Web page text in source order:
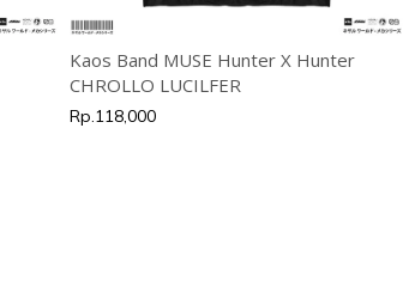
Kaos Band MUSE Hunter X Hunter
CHROLLO LUCILFER
Rp.118,000